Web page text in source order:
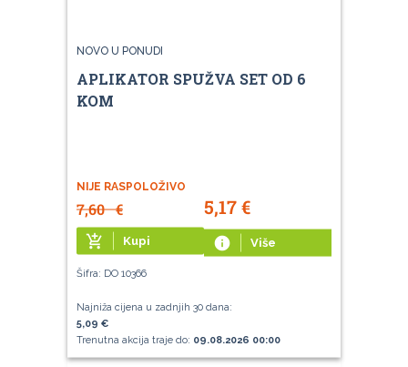
NOVO U PONUDI
APLIKATOR SPUŽVA SET OD 6
KOM
NIJE RASPOLOŽIVO
7,60€ 5,17€
add_shopping_cart Kupi info Više
Šifra: DO 10366
Najniža cijena u zadnjih 30 dana:
5,09 €
Trenutna akcija traje do: 09.08.2026 00:00